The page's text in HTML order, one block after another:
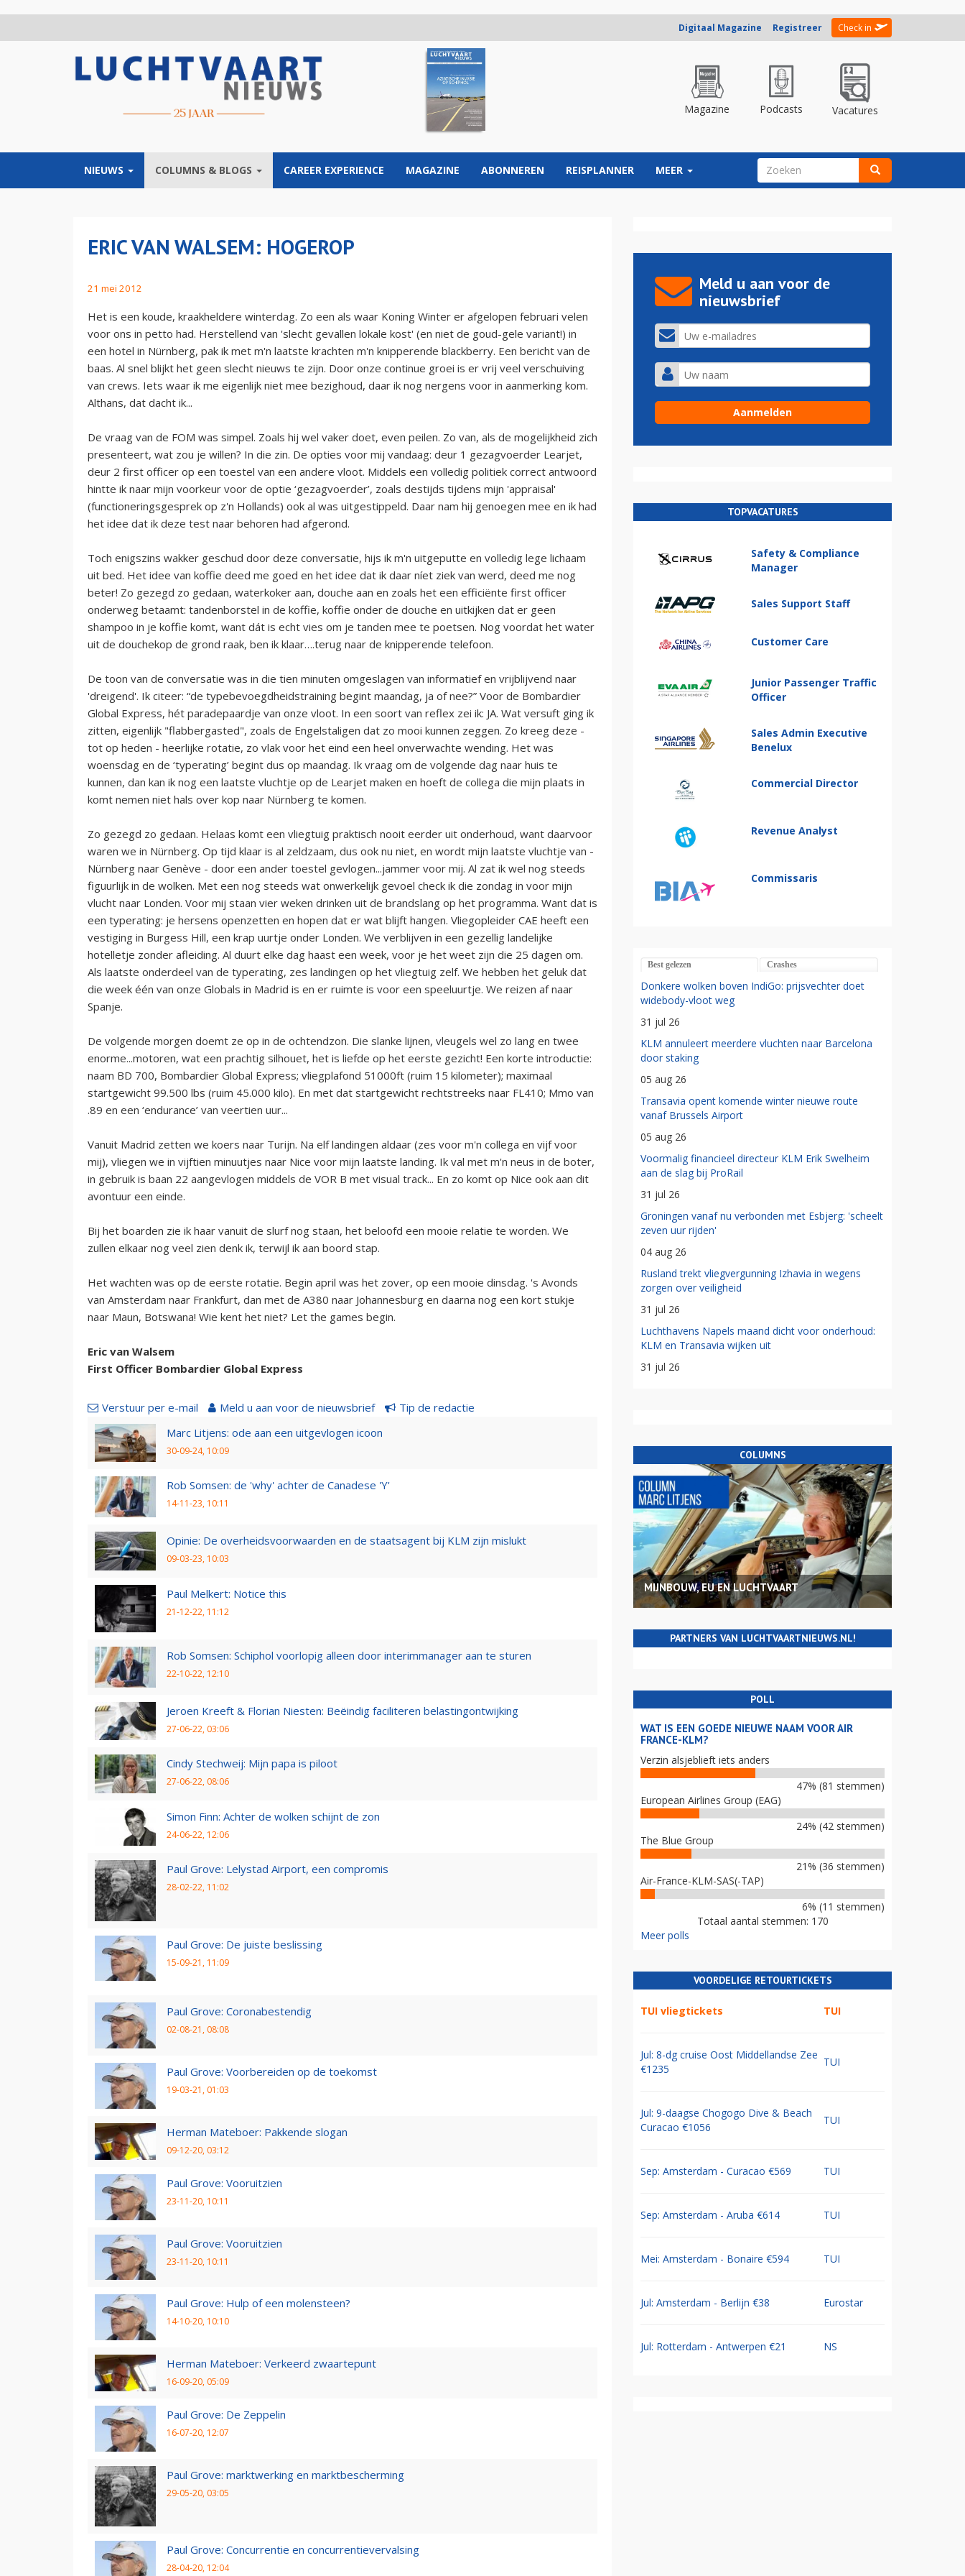
Digitaal Magazine Registreer Check in
Magazine Podcasts Vacatures
NIEUWS COLUMNS & BLOGS CAREER EXPERIENCE MAGAZINE ABONNEREN REISPLANNER MEER ZOEKVELD
ERIC VAN WALSEM: HOGEROP
21 mei 2012
Het is een koude, kraakheldere winterdag. Zo een als waar Koning Winter er afgelopen februari velen
voor ons in petto had. Herstellend van 'slecht gevallen lokale kost' (en niet de goud-gele variant!) in
een hotel in Nürnberg, pak ik met m'n laatste krachten m'n knipperende blackberry. Een bericht van de
baas. Al snel blijkt het geen slecht nieuws te zijn. Door onze continue groei is er vrij veel verschuiving
van crews. Iets waar ik me eigenlijk niet mee bezighoud, daar ik nog nergens voor in aanmerking kom.
Althans, dat dacht ik...
De vraag van de FOM was simpel. Zoals hij wel vaker doet, even peilen. Zo van, als de mogelijkheid zich
presenteert, wat zou je willen? In die zin. De opties voor mij vandaag: deur 1 gezagvoerder Learjet,
deur 2 first officer op een toestel van een andere vloot. Middels een volledig politiek correct antwoord
hintte ik naar mijn voorkeur voor de optie ‘gezagvoerder’, zoals destijds tijdens mijn 'appraisal'
(functioneringsgesprek op z'n Hollands) ook al was uitgestippeld. Daar nam hij genoegen mee en ik had
het idee dat ik deze test naar behoren had afgerond.
Toch enigszins wakker geschud door deze conversatie, hijs ik m'n uitgeputte en volledig lege lichaam
uit bed. Het idee van koffie deed me goed en het idee dat ik daar níet ziek van werd, deed me nog
beter! Zo gezegd zo gedaan, waterkoker aan, douche aan en zoals het een efficiënte first officer
onderweg betaamt: tandenborstel in de koffie, koffie onder de douche en uitkijken dat er geen
shampoo in je koffie komt, want dát is echt vies om je tanden mee te poetsen. Nog voordat het water
uit de douchekop de grond raak, ben ik klaar….terug naar de knipperende telefoon.
De toon van de conversatie was in die tien minuten omgeslagen van informatief en vrijblijvend naar
'dreigend'. Ik citeer: “de typebevoegdheidstraining begint maandag, ja of nee?” Voor de Bombardier
Global Express, hét paradepaardje van onze vloot. In een soort van reflex zei ik: JA. Wat versuft ging ik
zitten, eigenlijk "flabbergasted", zoals de Engelstaligen dat zo mooi kunnen zeggen. Zo kreeg deze -
tot op heden - heerlijke rotatie, zo vlak voor het eind een heel onverwachte wending. Het was
woensdag en de ‘typerating’ begint dus op maandag. Ik vraag om de volgende dag naar huis te
kunnen, dan kan ik nog een laatste vluchtje op de Learjet maken en hoeft de collega die mijn plaats in
komt nemen niet hals over kop naar Nürnberg te komen.
Zo gezegd zo gedaan. Helaas komt een vliegtuig praktisch nooit eerder uit onderhoud, want daarvoor
waren we in Nürnberg. Op tijd klaar is al zeldzaam, dus ook nu niet, en wordt mijn laatste vluchtje van -
Nürnberg naar Genève - door een ander toestel gevlogen...jammer voor mij. Al zat ik wel nog steeds
figuurlijk in de wolken.‬ Met een nog steeds wat onwerkelijk gevoel check ik die zondag in voor mijn
vlucht naar Londen. Voor mij staan vier weken drinken uit de brandslang op het programma. Want dat is
een typerating: je hersens openzetten en hopen dat er wat blijft hangen. Vliegopleider CAE heeft een
vestiging in Burgess Hill, een krap uurtje onder Londen. We verblijven in een gezellig landelijke
hotelletje zonder afleiding. Al duurt elke dag haast een week, voor je het weet zijn die 25 dagen om.
Als laatste onderdeel van de typerating, zes landingen op het vliegtuig zelf. We hebben het geluk dat
die week één van onze Globals in Madrid is en er ruimte is voor een speeluurtje. We reizen af naar
Spanje.
De volgende morgen doemt ze op in de ochtendzon. Die slanke lijnen, vleugels wel zo lang en twee
enorme...motoren, wat een prachtig silhouet, het is liefde op het eerste gezicht! Een korte introductie:
naam BD 700, Bombardier Global Express; vliegplafond 51000ft (ruim 15 kilometer); maximaal
startgewicht 99.500 lbs (ruim 45.000 kilo). En met dat startgewicht rechtstreeks naar FL410; Mmo van
.89 en een ‘endurance’ van veertien uur...
Vanuit Madrid zetten we koers naar Turijn. Na elf landingen aldaar (zes voor m'n collega en vijf voor
mij), vliegen we in vijftien minuutjes naar Nice voor mijn laatste landing. Ik val met m'n neus in de boter,
in gebruik is baan 22 aangevlogen middels de VOR B met visual track... En zo komt op Nice ook aan dit
avontuur een einde.
Bij het boarden zie ik haar vanuit de slurf nog staan, het beloofd een mooie relatie te worden. We
zullen elkaar nog veel zien denk ik, terwijl ik aan boord stap.
Het wachten was op de eerste rotatie. Begin april was het zover, op een mooie dinsdag. 's Avonds
van Amsterdam naar Frankfurt, dan met de A380 naar Johannesburg en daarna nog een kort stukje
naar Maun, Botswana! Wie kent het niet? Let the games begin.
Eric van Walsem
First Officer Bombardier Global Express
Verstuur per e-mail Meld u aan voor de nieuwsbrief
Tip de redactie
Marc Litjens: ode aan een uitgevlogen icoon
30-09-24, 10:09
Rob Somsen: de 'why' achter de Canadese 'Y'
14-11-23, 10:11
Opinie: De overheidsvoorwaarden en de staatsagent bij KLM zijn mislukt
09-03-23, 10:03
Paul Melkert: Notice this
21-12-22, 11:12
Rob Somsen: Schiphol voorlopig alleen door interimmanager aan te sturen
22-10-22, 12:10
Jeroen Kreeft & Florian Niesten: Beëindig faciliteren belastingontwijking
27-06-22, 03:06
Cindy Stechweij: Mijn papa is piloot
27-06-22, 08:06
Simon Finn: Achter de wolken schijnt de zon
24-06-22, 12:06
Paul Grove: Lelystad Airport, een compromis
28-02-22, 11:02
Paul Grove: De juiste beslissing
15-09-21, 11:09
Paul Grove: Coronabestendig
02-08-21, 08:08
Paul Grove: Voorbereiden op de toekomst
19-03-21, 01:03
Herman Mateboer: Pakkende slogan
09-12-20, 03:12
Paul Grove: Vooruitzien
23-11-20, 10:11
Paul Grove: Vooruitzien
23-11-20, 10:11
Paul Grove: Hulp of een molensteen?
14-10-20, 10:10
Herman Mateboer: Verkeerd zwaartepunt
16-09-20, 05:09
Paul Grove: De Zeppelin
16-07-20, 12:07
Paul Grove: marktwerking en marktbescherming
29-05-20, 03:05
Paul Grove: Concurrentie en concurrentievervalsing
28-04-20, 12:04
Meld u aan voor de
nieuwsbrief
TOPVACATURES
Safety & Compliance
Manager
Sales Support Staff
Customer Care
Junior Passenger Traffic
Officer
Sales Admin Executive
Benelux
Commercial Director
Revenue Analyst
Commissaris
Best gelezen Crashes
Donkere wolken boven IndiGo: prijsvechter doet
widebody-vloot weg
31 jul 26
KLM annuleert meerdere vluchten naar Barcelona
door staking
05 aug 26
Transavia opent komende winter nieuwe route
vanaf Brussels Airport
05 aug 26
Voormalig financieel directeur KLM Erik Swelheim
aan de slag bij ProRail
31 jul 26
Groningen vanaf nu verbonden met Esbjerg: 'scheelt
zeven uur rijden'
04 aug 26
Rusland trekt vliegvergunning Izhavia in wegens
zorgen over veiligheid
31 jul 26
Luchthavens Napels maand dicht voor onderhoud:
KLM en Transavia wijken uit
31 jul 26
COLUMNS
MIJNBOUW, EU EN LUCHTVAART
PARTNERS VAN LUCHTVAARTNIEUWS.NL!
POLL
WAT IS EEN GOEDE NIEUWE NAAM VOOR AIR
FRANCE-KLM?
Verzin alsjeblieft iets anders
47% (81 stemmen)
European Airlines Group (EAG)
24% (42 stemmen)
The Blue Group
21% (36 stemmen)
Air-France-KLM-SAS(-TAP)
6% (11 stemmen)
Totaal aantal stemmen: 170
Meer polls
VOORDELIGE RETOURTICKETS
TUI vliegtickets TUI
Jul: 8-dg cruise Oost Middellandse Zee
€1235
TUI
Jul: 9-daagse Chogogo Dive & Beach
Curacao €1056
TUI
Sep: Amsterdam - Curacao €569 TUI
Sep: Amsterdam - Aruba €614 TUI
Mei: Amsterdam - Bonaire €594 TUI
Jul: Amsterdam - Berlijn €38 Eurostar
Jul: Rotterdam - Antwerpen €21 NS